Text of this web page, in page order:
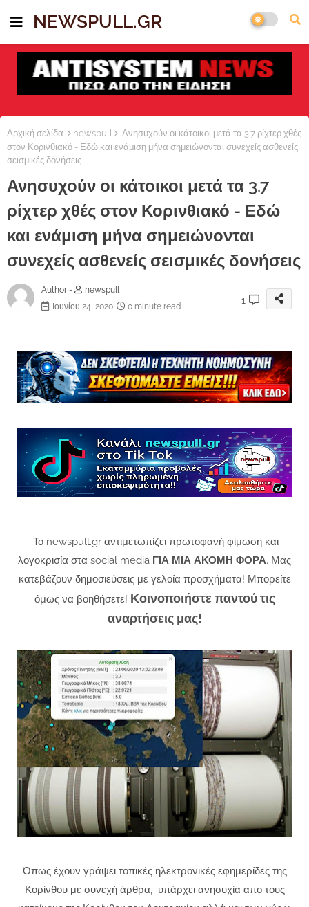
NEWSPULL.GR
Αρχική σελίδα newspull
Ανησυχούν οι κάτοικοι μετά τα 3.7 ρίχτερ χθές
στον Κορινθιακό - Εδώ και ενάμιση μήνα σημειώνονται συνεχείς ασθενείς
σεισμικές δονήσεις
Ανησυχούν οι κάτοικοι μετά τα 3.7
ρίχτερ χθές στον Κορινθιακό - Εδώ
και ενάμιση μήνα σημειώνονται
συνεχείς ασθενείς σεισμικές δονήσεις
Author -
newspull
Ιουνίου 24, 2020
0 minute read
1
Το newspull.gr αντιμετωπίζει πρωτοφανή φίμωση και
λογοκρισία στα social media ΓΙΑ ΜΙΑ ΑΚΟΜΗ ΦΟΡΑ. Μας
κατεβάζουν δημοσιεύσεις με γελοία προσχήματα! Μπορείτε
όμως να βοηθήσετε! Κοινοποιήστε παντού τις
αναρτήσεις μας!
Όπως έχουν γράψει τοπικές ηλεκτρονικές εφημερίδες της
Κορίνθου με συνεχή άρθρα, υπάρχει ανησυχία απο τους